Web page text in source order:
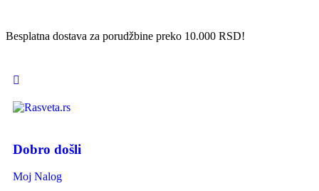
Besplatna dostava za porudžbine preko 10.000 RSD!
Dobro došli
Moj Nalog